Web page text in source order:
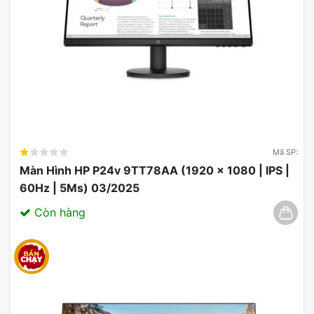
Tấm nền QD-OLED thế hệ mới nhất còn có thuật
toán Clear Pixel Edge giúp giảm viền xanh và đỏ
trên văn bản và dòng để cải thiện trải nghiệm xem.
THẾ MẠNH CỦA TẤM NỀN OLED
Màn hình cong Asus ROG Swift OLED PG49WCD
trội nhờ tỷ lệ tương phản cực cao, mang lại màu
Mã SP:
Màn Hình HP P24v 9TT78AA (1920 x 1080 | IPS |
60Hz | 5Ms) 03/2025
Còn hàng